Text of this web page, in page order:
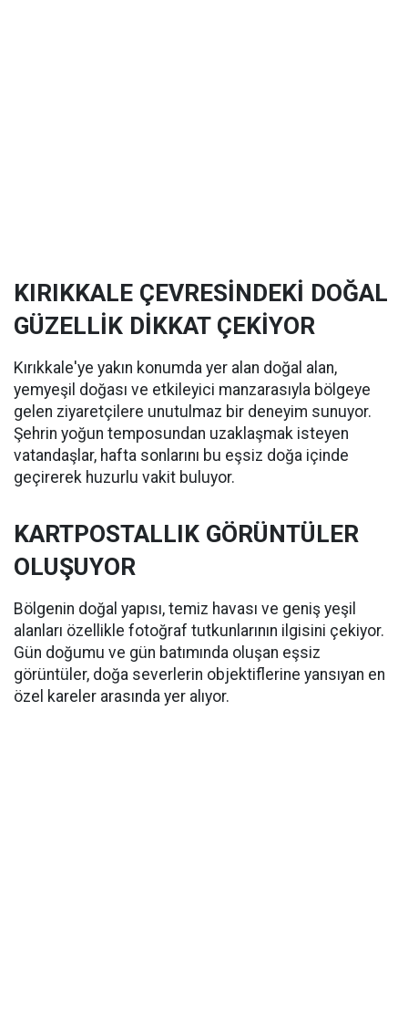
KIRIKKALE ÇEVRESİNDEKİ DOĞAL
GÜZELLİK DİKKAT ÇEKİYOR
Kırıkkale'ye yakın konumda yer alan doğal alan,
yemyeşil doğası ve etkileyici manzarasıyla bölgeye
gelen ziyaretçilere unutulmaz bir deneyim sunuyor.
Şehrin yoğun temposundan uzaklaşmak isteyen
vatandaşlar, hafta sonlarını bu eşsiz doğa içinde
geçirerek huzurlu vakit buluyor.
KARTPOSTALLIK GÖRÜNTÜLER
OLUŞUYOR
Bölgenin doğal yapısı, temiz havası ve geniş yeşil
alanları özellikle fotoğraf tutkunlarının ilgisini çekiyor.
Gün doğumu ve gün batımında oluşan eşsiz
görüntüler, doğa severlerin objektiflerine yansıyan en
özel kareler arasında yer alıyor.